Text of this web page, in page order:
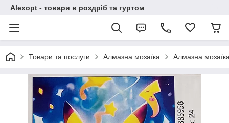
Alexopt - товари в роздріб та гуртом
Товари та послуги Алмазна мозаїка Алмазна